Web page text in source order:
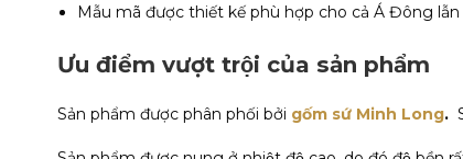
Mẫu mã được thiết kế phù hợp cho cả Á Đông lẫn
Ưu điểm vượt trội của sản phẩm
Sản phẩm được phân phối bởi gốm sứ Minh Long.